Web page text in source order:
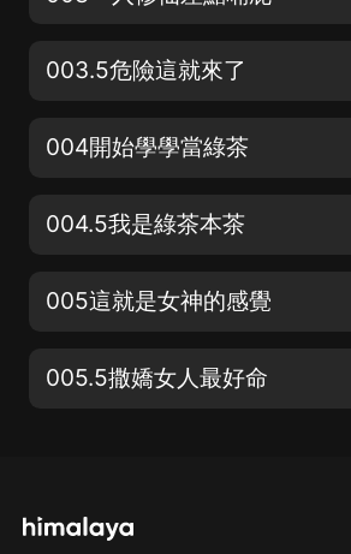
003.5危險這就來了
004開始學學當綠茶
004.5我是綠茶本茶
005這就是女神的感覺
005.5撒嬌女人最好命